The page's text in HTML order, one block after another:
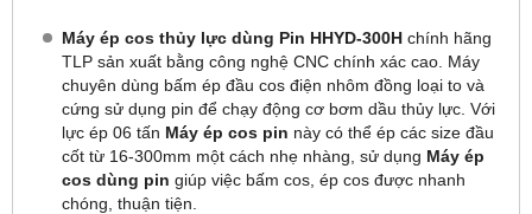
Máy ép cos thủy lực dùng Pin HHYD-300H chính hãng
TLP sản xuất bằng công nghệ CNC chính xác cao. Máy
chuyên dùng bấm ép đầu cos điện nhôm đồng loại to và
cứng sử dụng pin để chạy động cơ bơm dầu thủy lực. Với
lực ép 06 tấn Máy ép cos pin này có thể ép các size đầu
cốt từ 16-300mm một cách nhẹ nhàng, sử dụng Máy ép
cos dùng pin giúp việc bấm cos, ép cos được nhanh
chóng, thuận tiện.